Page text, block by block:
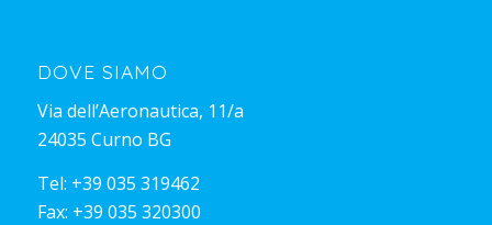
DOVE SIAMO
Via dell’Aeronautica, 11/a
24035 Curno BG
Tel: +39 035 319462
Fax: +39 035 320300